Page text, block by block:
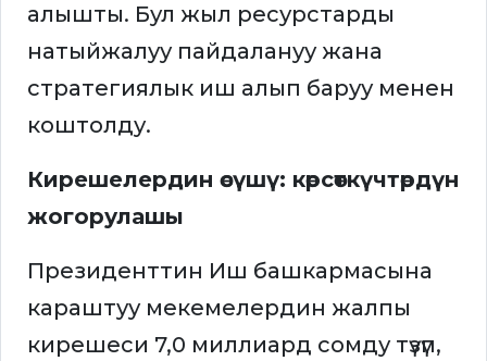
алышты. Бул жыл ресурстарды
натыйжалуу пайдалануу жана
стратегиялык иш алып баруу менен
коштолду.
Кирешелердин өсүшү: көрсөткүчтөрдүн
жогорулашы
Президенттин Иш башкармасына
караштуу мекемелердин жалпы
кирешеси 7,0 миллиард сомду түзүп,